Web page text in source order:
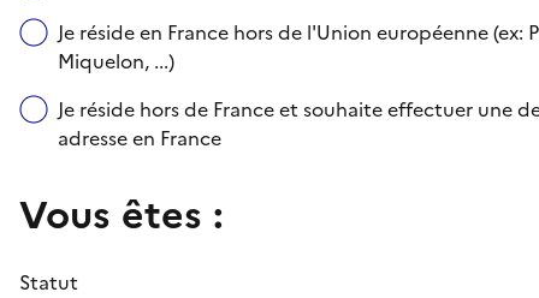
Je réside en France hors de l'Union européenne
Miquelon, ...)
Je réside hors de France et souhaite effectuer une
adresse en France
Vous êtes :
Statut